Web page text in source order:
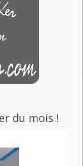
du mois !